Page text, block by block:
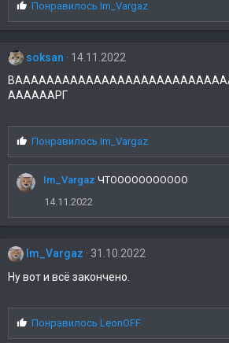
С
и
м
а
т
и
Понравилось Im_Vargaz
soksan
14.11.2022
ААААААРГ
С
и
м
п
и
:
Понравилось Im_Vargaz
Im_Vargaz ЧТООООООООООО
14.11.2022
Im_Vargaz
31.10.2022
Ну вот и всё закончено.
С
и
Понравилось LeonOFF